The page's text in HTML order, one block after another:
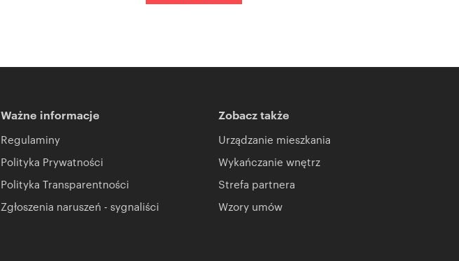
Ważne informacje
Regulaminy
Polityka Prywatności
Polityka Transparentności
Zgłoszenia naruszeń - sygnaliści
Zobacz także
Urządzanie mieszkania
Wykańczanie wnętrz
Strefa partnera
Wzory umów